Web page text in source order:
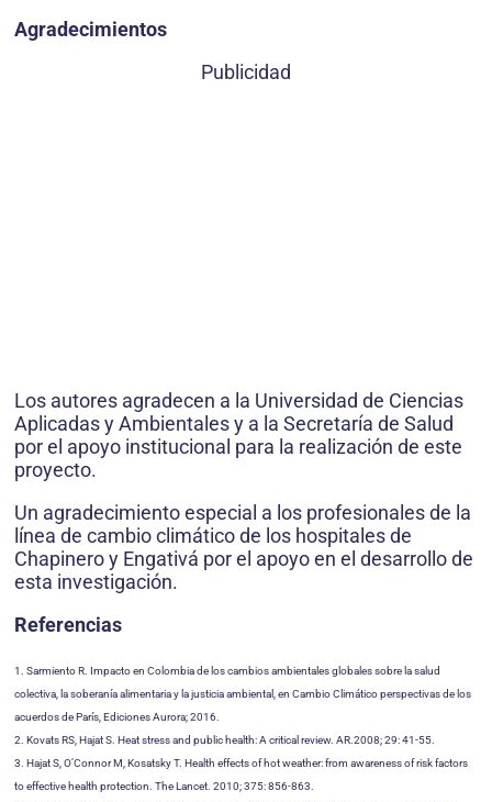
Agradecimientos
Publicidad
Los autores agradecen a la Universidad de Ciencias
Aplicadas y Ambientales y a la Secretaría de Salud
por el apoyo institucional para la realización de este
proyecto.
Un agradecimiento especial a los profesionales de la
línea de cambio climático de los hospitales de
Chapinero y Engativá por el apoyo en el desarrollo de
esta investigación.
Referencias
1. Sarmiento R. Impacto en Colombia de los cambios ambientales globales sobre la salud
colectiva, la soberanía alimentaria y la justicia ambiental, en Cambio Climático perspectivas de los
acuerdos de París, Ediciones Aurora; 2016.
2. Kovats RS, Hajat S. Heat stress and public health: A critical review. AR.2008; 29: 41-55.
3. Hajat S, O’Connor M, Kosatsky T. Health effects of hot weather: from awareness of risk factors
to effective health protection. The Lancet. 2010; 375: 856-863.